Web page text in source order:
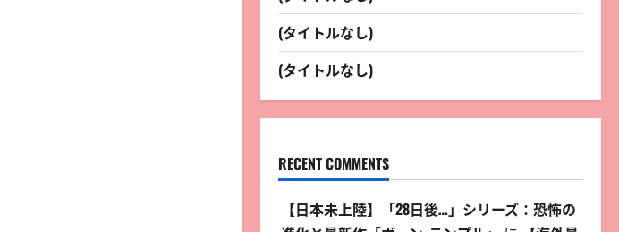
(タイトルなし)
(タイトルなし)
RECENT COMMENTS
【日本未上陸】「28日後…」シリーズ：恐怖の